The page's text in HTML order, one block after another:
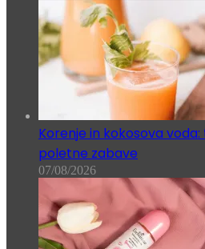
Korenje in kokosova
poletne zabave
07/08/2026